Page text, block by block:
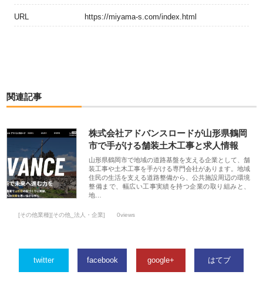
URL https://miyama-s.com/index.html
関連記事
株式会社アドバンスロードが山形県鶴岡
市で手がける舗装土木工事と求人情報
山形県鶴岡市で地域の道路基盤を支える企業として、舗
装工事や土木工事を手がける専門会社があります。地域
住民の生活を支える道路整備から、公共施設周辺の環境
整備まで、幅広い工事実績を持つ企業の取り組みと、
地…
[その他業種][その他_法人・企業] 0views
twitter facebook google+ はてブ